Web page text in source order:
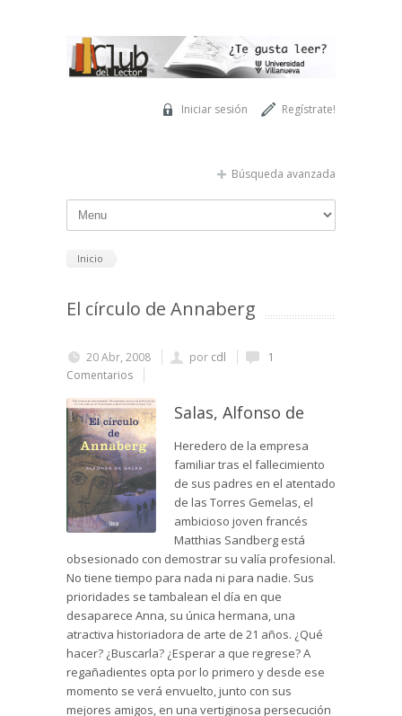
Regístrate!
Iniciar sesión
Búsqueda avanzada
Inicio
El círculo de Annaberg
20 Abr, 2008 por cdl
1
Comentarios
Salas, Alfonso de
Heredero de la empresa
familiar tras el fallecimiento
de sus padres en el atentado
de las Torres Gemelas, el
ambicioso joven francés
Matthias Sandberg está
obsesionado con demostrar su valía profesional.
No tiene tiempo para nada ni para nadie. Sus
prioridades se tambalean el día en que
desaparece Anna, su única hermana, una
atractiva historiadora de arte de 21 años. ¿Qué
hacer? ¿Buscarla? ¿Esperar a que regrese? A
regañadientes opta por lo primero y desde ese
momento se verá envuelto, junto con sus
mejores amigos, en una vertiginosa persecución